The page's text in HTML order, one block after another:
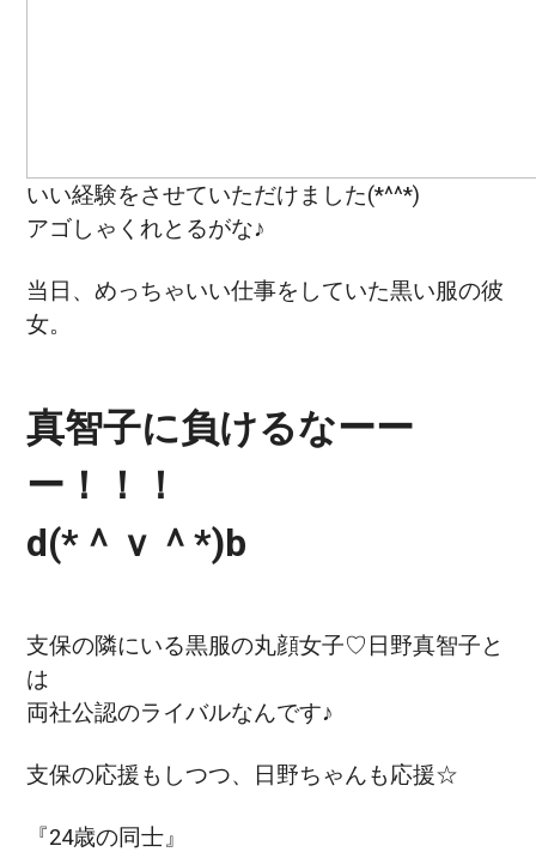
いい経験をさせていただけました(*^^*)
アゴしゃくれとるがな♪
当日、めっちゃいい仕事をしていた黒い服の彼
女。
真智子に負けるなーー
ー！！！
d(*＾ｖ＾*)b
支保の隣にいる黒服の丸顔女子♡日野真智子と
は
両社公認のライバルなんです♪
支保の応援もしつつ、日野ちゃんも応援☆
『24歳の同士』